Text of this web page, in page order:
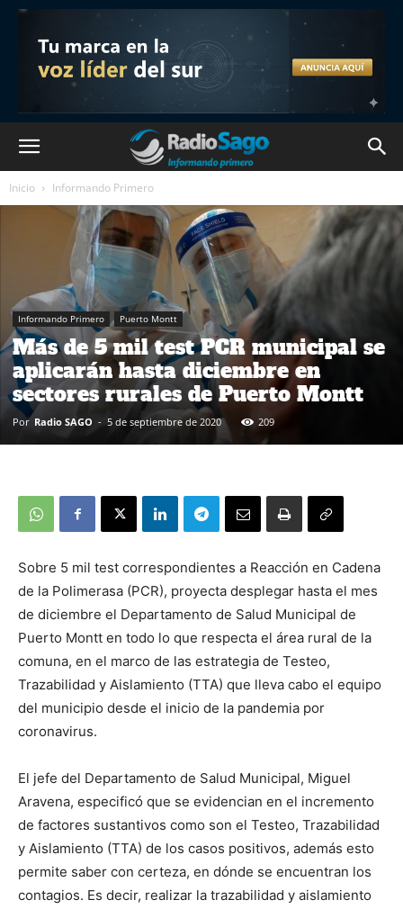
Inicio Informando Primero
Informando Primero Puerto Montt
Más de 5 mil test PCR municipal se
aplicarán hasta diciembre en
sectores rurales de Puerto Montt
Por Radio SAGO - 5 de septiembre de 2020 209
Sobre 5 mil test correspondientes a Reacción en Cadena
de la Polimerasa (PCR), proyecta desplegar hasta el mes
de diciembre el Departamento de Salud Municipal de
Puerto Montt en todo lo que respecta el área rural de la
comuna, en el marco de las estrategia de Testeo,
Trazabilidad y Aislamiento (TTA) que lleva cabo el equipo
del municipio desde el inicio de la pandemia por
coronavirus.
El jefe del Departamento de Salud Municipal, Miguel
Aravena, especificó que se evidencian en el incremento
de factores sustantivos como son el Testeo, Trazabilidad
y Aislamiento (TTA) de los casos positivos, además esto
permite saber con certeza, en dónde se encuentran los
contagios. Es decir, realizar la trazabilidad y aislamiento